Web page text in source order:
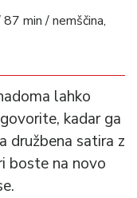
min / nemščina,
lahko
kadar ga
družbena satira z
boste na novo